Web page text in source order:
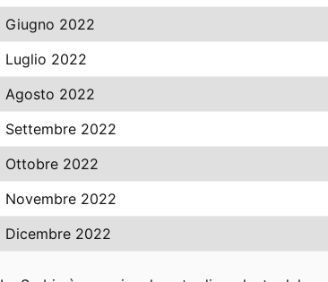
Giugno 2022
Luglio 2022
Agosto 2022
Settembre 2022
Ottobre 2022
Novembre 2022
Dicembre 2022